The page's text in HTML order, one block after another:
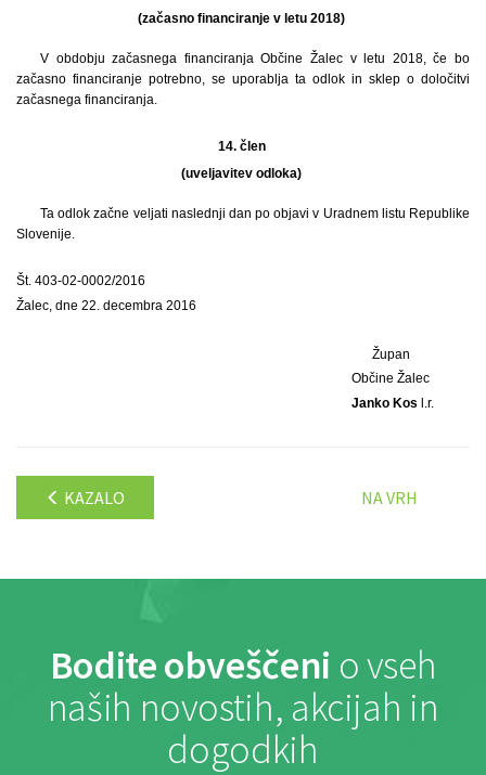
(začasno financiranje v letu 2018)
V obdobju začasnega financiranja Občine Žalec v letu 2018, če bo
začasno financiranje potrebno, se uporablja ta odlok in sklep o določitvi
začasnega financiranja.
14. člen
(uveljavitev odloka)
Ta odlok začne veljati naslednji dan po objavi v Uradnem listu Republike
Slovenije.
Št. 403-02-0002/2016
Žalec, dne 22. decembra 2016
Župan
Občine Žalec
Janko Kos l.r.
KAZALO NA VRH
Bodite obveščeni o vseh
naših novostih, akcijah in
dogodkih